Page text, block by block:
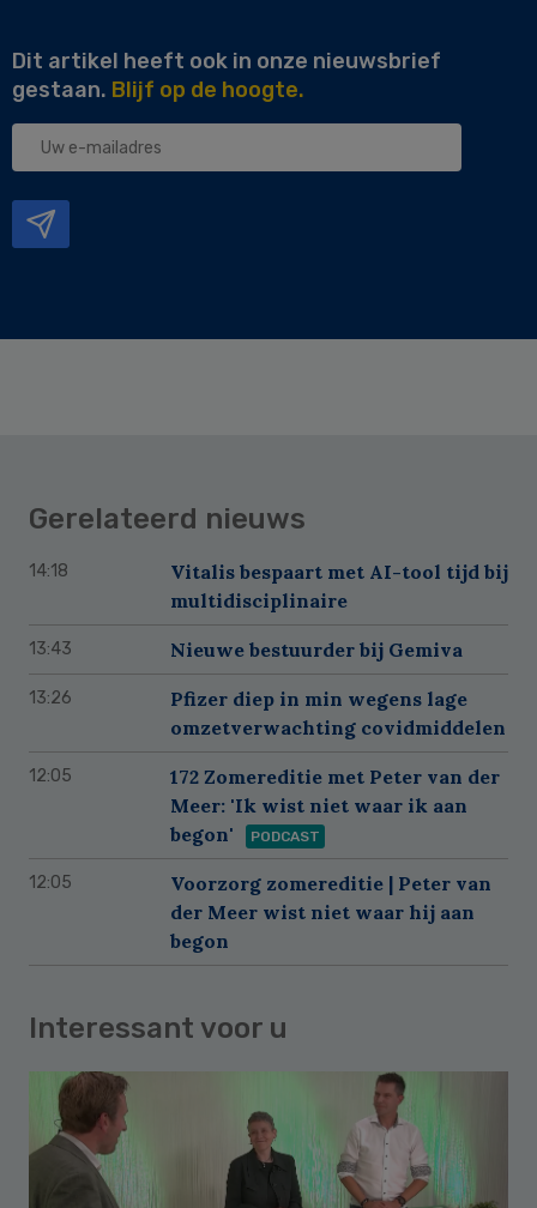
Dit artikel heeft ook in onze nieuwsbrief
gestaan. Blijf op de hoogte.
Uw
Gerelateerd nieuws
14:18
Vitalis bespaart met AI-tool tijd bij
multidisciplinaire
13:43 Nieuwe bestuurder bij Gemiva
13:26
Pfizer diep in min wegens lage
omzetverwachting covidmiddelen
12:05
172 Zomereditie met Peter van der
Meer: 'Ik wist niet waar ik aan
begon'
PODCAST
12:05
Voorzorg zomereditie | Peter van
der Meer wist niet waar hij aan
begon
Interessant voor u